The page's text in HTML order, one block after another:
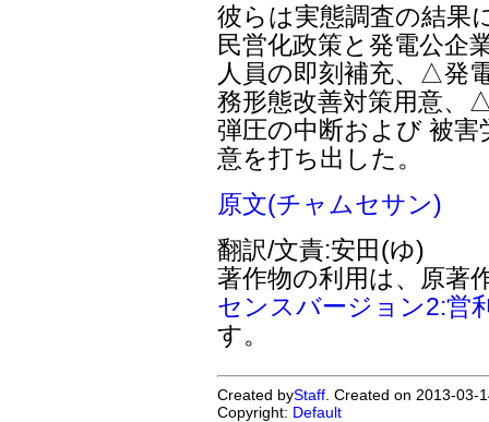
彼らは実態調査の結果
民営化政策と発電公企
人員の即刻補充、△発
務形態改善対策用意、
弾圧の中断および 被
意を打ち出した。
原文(チャムセサン)
翻訳/文責:安田(ゆ)
著作物の利用は、原著
センスバージョン2:営
す。
Created byStaff . Created on 2013-
Copyright: Default